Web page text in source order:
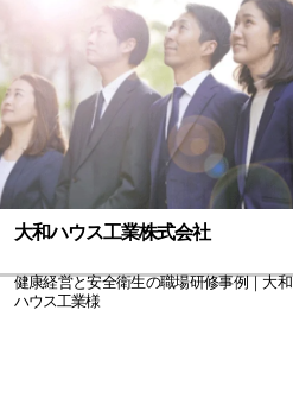
大和ハウス工業株式会社
健康経営と安全衛生の職場研修事例｜大和
ハウス工業様